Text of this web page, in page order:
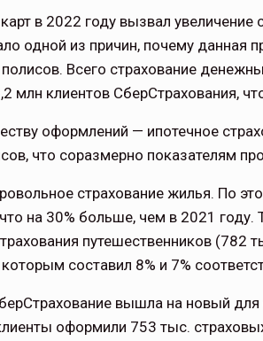
в 2022 году вызвал
одной из причин, почему данная
Всего страхование
млн клиентов СберСтрахования,
оформлений — ипотечное
что соразмерно показателям
страхование жилья. По
на 30% больше, чем в 2021 году.
путешественников (782
составил 8% и 7%
вышла на новый
оформили 753 тыс.